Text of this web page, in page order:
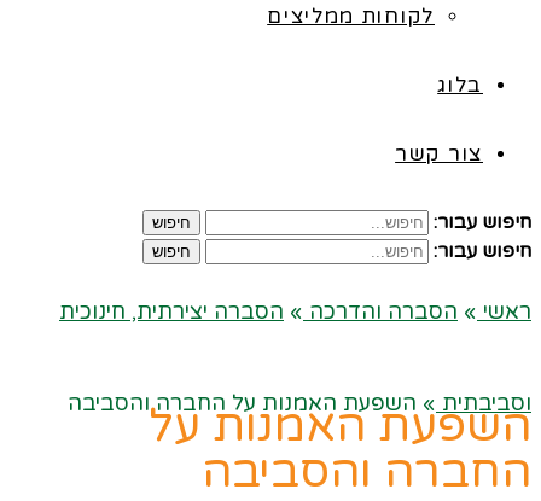
לקוחות ממליצים
בלוג
צור קשר
חיפוש עבור: חיפוש
חיפוש עבור: חיפוש
ראשי » הסברה והדרכה » הסברה יצירתית, חינוכית
וסביבתית » השפעת האמנות על החברה והסביבה
השפעת האמנות על
החברה והסביבה